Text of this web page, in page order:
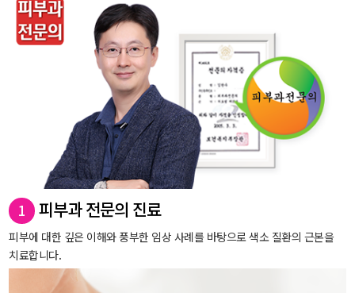
1 피부과 전문의 진료
피부에 대한 깊은 이해와 풍부한 임상 사례를 바탕으로 색소 질환의 근본을
치료합니다.